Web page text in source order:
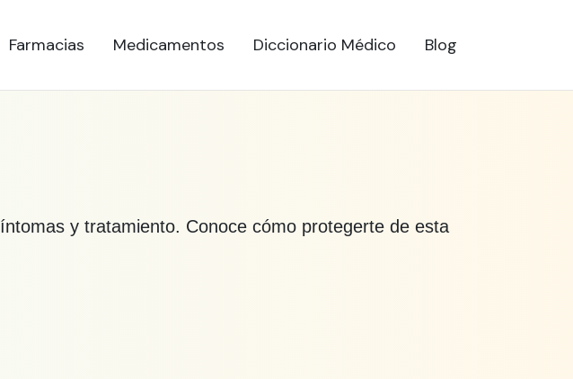
Farmacias Medicamentos Diccionario Médico Blog
y tratamiento. Conoce cómo protegerte de esta